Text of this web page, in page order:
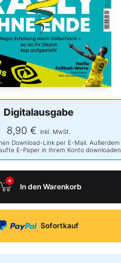
Digitalausgabe
8,90 € inkl. MwSt.
Download-Link per E-Mail. Außerdem
E-Paper in Ihrem Konto downloaden.
In den Warenkorb
Sofortkauf